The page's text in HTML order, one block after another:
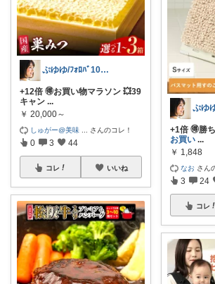
ぷゆゆ/ﾌｫﾛﾊﾞ100 ♡から経由購入
+12倍 🉐お買い物マラソン 💥39
キャン ...
￥ 20,000～
しゅがー@美味 さんのコレ！
0 3 44
コレ いいね
+1倍 🉐勝
お買い ...
￥ 1,848
なお さん
3 24
コレ